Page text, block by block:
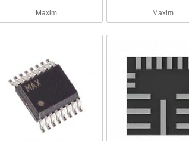
Maxim Maxim